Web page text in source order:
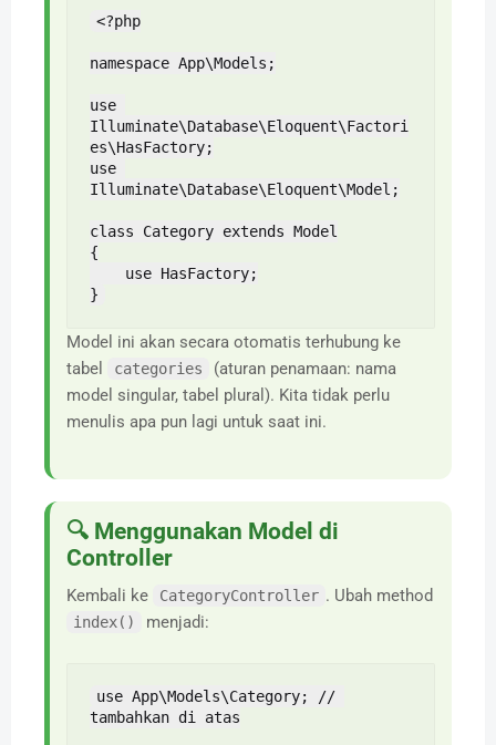
<?php
namespace App\Models;
use
Illuminate\Database\Eloquent\Factori
es\HasFactory;
use
Illuminate\Database\Eloquent\Model;
class Category extends Model
{
}
Model ini akan secara otomatis terhubung ke
tabel
categories
(aturan penamaan: nama
model singular, tabel plural). Kita tidak perlu
menulis apa pun lagi untuk saat ini.
🔍 Menggunakan Model di
Controller
Kembali ke CategoryController . Ubah method
index() menjadi:
use App\Models\Category; //
tambahkan di atas